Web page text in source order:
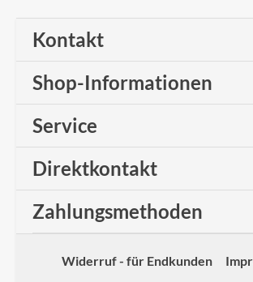
Kontakt
Shop-Informationen
Service
Direktkontakt
Zahlungsmethoden
Widerruf - für Endkunden